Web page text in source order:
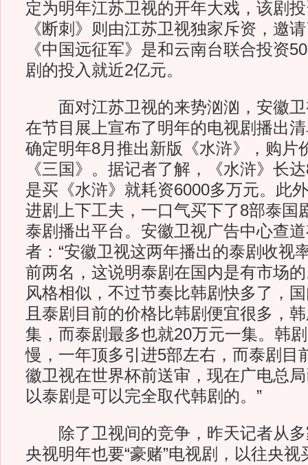
定为明年江苏卫视的开年大戏，该剧
《断刺》则由江苏卫视独家斥资，邀
《中国远征军》是和云南台联合投资
剧的投入就近2亿元。
面对江苏卫视的来势汹汹，安徽卫
在节目展上宣布了明年的电视剧播出
确定明年8月推出新版《水浒》，购片
《三国》。据记者了解，《水浒》长
是买《水浒》就耗资6000多万元。此
进剧上下工夫，一口气买下了8部泰国
泰剧播出平台。安徽卫视广告中心查
者：“安徽卫视这两年播出的泰剧收视
前两名，这说明泰剧在国内是有市场
风格相似，不过节奏比韩剧快多了，
且泰剧目前的价格比韩剧便宜很多，
集，而泰剧最多也就20万元一集。韩
慢，一年顶多引进5部左右，而泰剧目
徽卫视在世界杯前送审，现在广电总
以泰剧是可以完全取代韩剧的。”
除了卫视间的竞争，昨天记者从多
央视明年也要“豪赌”电视剧，以往央